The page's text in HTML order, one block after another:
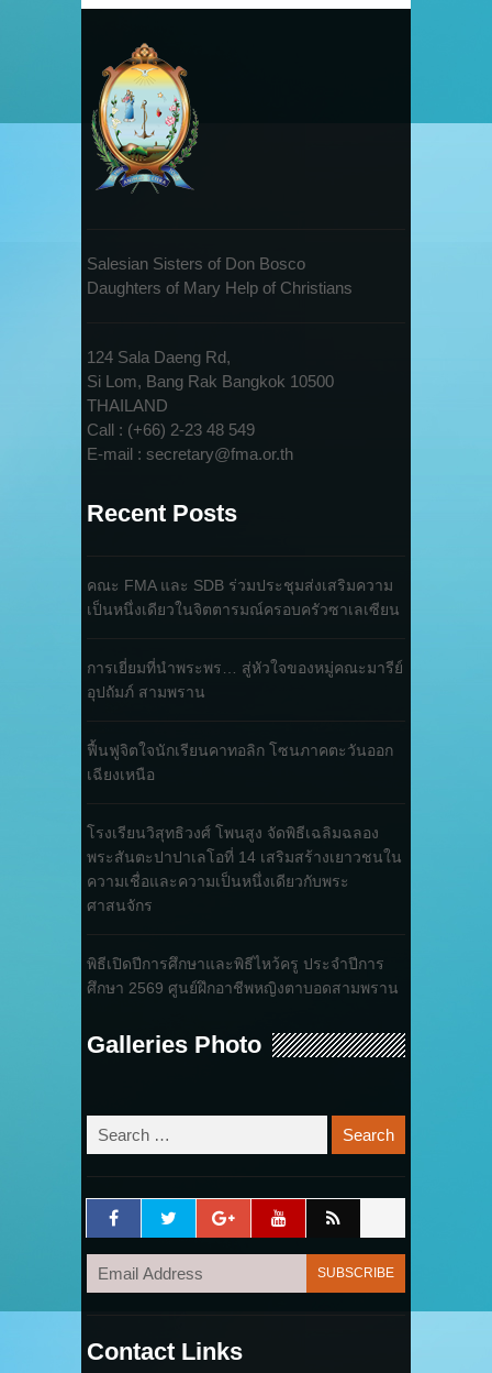
Salesian Sisters of Don Bosco
Daughters of Mary Help of Christians
124 Sala Daeng Rd,
Si Lom, Bang Rak Bangkok 10500
THAILAND
Call : (+66) 2-23 48 549
E-mail : secretary@fma.or.th
Recent Posts
คณะ FMA และ SDB ร่วมประชุมส่งเสริมความ
เป็นหนึ่งเดียวในจิตตารมณ์ครอบครัวซาเลเซียน
การเยี่ยมที่นำพระพร… สู่หัวใจของหมู่คณะมารีย์
อุปถัมภ์ สามพราน
ฟื้นฟูจิตใจนักเรียนคาทอลิก โซนภาคตะวันออก
เฉียงเหนือ
โรงเรียนวิสุทธิวงศ์ โพนสูง จัดพิธีเฉลิมฉลอง
พระสันตะปาปาเลโอที่ 14 เสริมสร้างเยาวชนใน
ความเชื่อและความเป็นหนึ่งเดียวกับพระ
ศาสนจักร
พิธีเปิดปีการศึกษาและพิธีไหว้ครู ประจำปีการ
ศึกษา 2569 ศูนย์ฝึกอาชีพหญิงตาบอดสามพราน
Galleries Photo
Contact Links